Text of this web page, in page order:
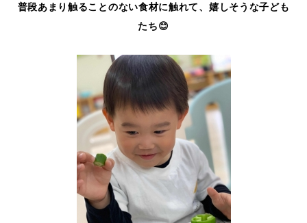
普段あまり触ることのない食材に触れて、嬉しそうな子ども
たち😊